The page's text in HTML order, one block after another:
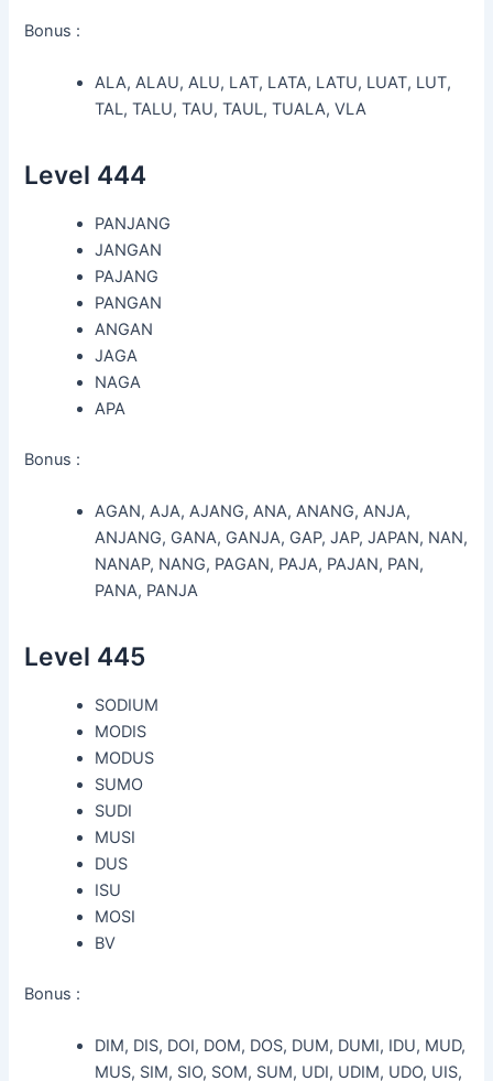
Bonus :
ALA, ALAU, ALU, LAT, LATA, LATU, LUAT, LUT,
TAL, TALU, TAU, TAUL, TUALA, VLA
Level 444
PANJANG
JANGAN
PAJANG
PANGAN
ANGAN
JAGA
NAGA
APA
Bonus :
AGAN, AJA, AJANG, ANA, ANANG, ANJA,
ANJANG, GANA, GANJA, GAP, JAP, JAPAN, NAN,
NANAP, NANG, PAGAN, PAJA, PAJAN, PAN,
PANA, PANJA
Level 445
SODIUM
MODIS
MODUS
SUMO
SUDI
MUSI
DUS
ISU
MOSI
BV
Bonus :
DIM, DIS, DOI, DOM, DOS, DUM, DUMI, IDU, MUD,
MUS, SIM, SIO, SOM, SUM, UDI, UDIM, UDO, UIS,